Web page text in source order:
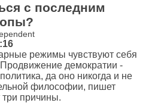
с последним
режимы чувствуют себя
Продвижение демократии -
да оно никогда и не
философии, пишет
причины.